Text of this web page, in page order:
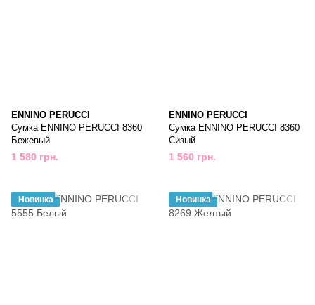
ENNINO PERUCCI
Сумка ENNINO PERUCCI 8360
Бежевый
1 580 грн.
ENNINO PERUCCI
Сумка ENNINO PERUCCI 8360
Сизый
1 560 грн.
Новинка Новинка